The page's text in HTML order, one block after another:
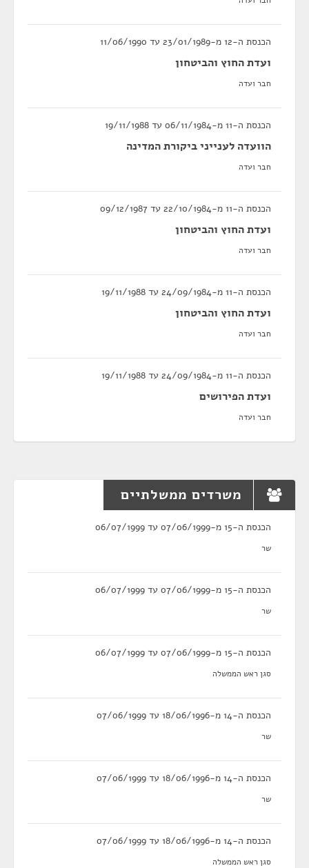
הכנסת ה-12 מ-23/01/1989 עד 11/06/1990
ועדת החוץ והביטחון
חבר ועדה
הכנסת ה-11 מ-06/11/1984 עד 19/11/1988
הוועדה לענייני ביקורת המדינה
חבר ועדה
הכנסת ה-11 מ-22/10/1984 עד 09/12/1987
ועדת החוץ והביטחון
חבר ועדה
הכנסת ה-11 מ-24/09/1984 עד 19/11/1988
ועדת החוץ והביטחון
חבר ועדה
הכנסת ה-11 מ-24/09/1984 עד 19/11/1988
ועדת הפירושים
חבר ועדה
משרדים ממשלתיים
הכנסת ה-15 מ-07/06/1999 עד 06/07/1999
שר
הכנסת ה-15 מ-07/06/1999 עד 06/07/1999
שר
הכנסת ה-15 מ-07/06/1999 עד 06/07/1999
סגן ראש הממשלה
הכנסת ה-14 מ-18/06/1996 עד 07/06/1999
שר
הכנסת ה-14 מ-18/06/1996 עד 07/06/1999
שר
הכנסת ה-14 מ-18/06/1996 עד 07/06/1999
סגן ראש הממשלה